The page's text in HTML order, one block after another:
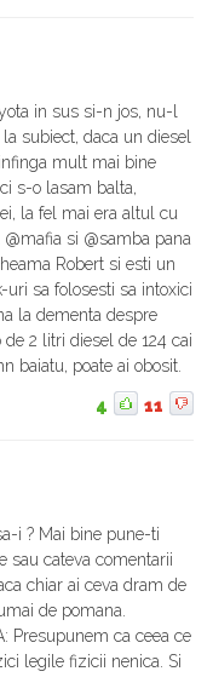
in sus si-n jos, nu-l
subiect, daca un diesel
mult mai bine
s-o lasam balta,
la fel mai era altul cu
si @samba pana
Robert si esti un
sa folosesti sa intoxici
la dementa despre
2 litri diesel de 124 cai
baiatu, poate ai obosit.
4 11
i ? Mai bine pune-ti
sau cateva comentarii
chiar ai ceva dram de
de pomana.
Presupunem ca ceea ce
legile fizicii nenica. Si